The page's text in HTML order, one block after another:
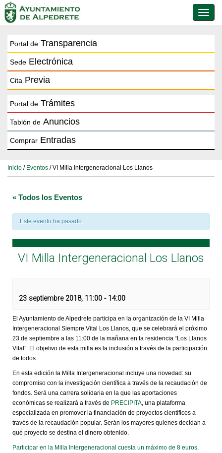
de
Portal de Transparencia
Sede Electrónica
Cita Previa
Portal de Trámites
Tablón de Anuncios
Comprar Entradas
Inicio / Eventos / VI Milla Intergeneracional Los Llanos
« Todos los Eventos
Este evento ha pasado.
VI Milla Intergeneracional Los Llanos
23 septiembre 2018, 11:00 - 14:00
El Ayuntamiento de Alpedrete participa en la organización de la VI Milla
Intergeneracional Siempre Vital Los Llanos, que se celebrará el próximo
23 de septiembre a las 11:00 de la mañana en la residencia “Los Llanos
Vital”. El objetivo de esta milla es la inclusión a través de la participación
de todos.
En esta edición la Milla Intergeneracional incluye una novedad: su
compromiso con la investigación científica a través de la recaudación de
fondos. Será una carrera solidaria en la que las aportaciones
económicas se realizará a través de PRECIPITA, una plataforma
especializada en promover la financiación de proyectos científicos a
través de la recaudación popular. Serán los mayores quienes decidan a
qué proyecto se destina el dinero obtenido.
Participar en la Milla Intergeneracional cuesta un máximo de 8 euros,